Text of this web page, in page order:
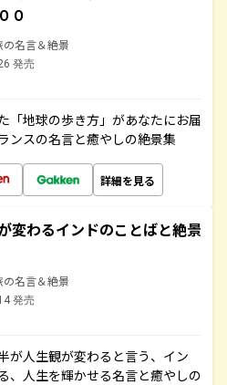
０
の名言＆絶景
発売
「地球の歩き方」があなたにお届
ンスの名言と癒やしの絶景集
詳細を見る
変わるインドのことばと絶景
の名言＆絶景
発売
が人生観が変わると言う、イン
、人生を輝かせる名言と癒やしの